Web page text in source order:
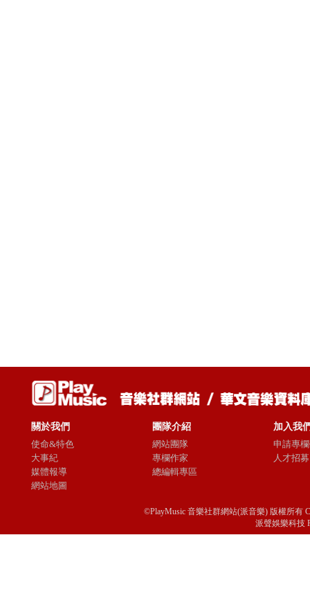
關於我們
使命&特色
大事紀
媒體報導
網站地圖
團隊介紹
網站團隊
專欄作家
總編輯專區
加入我
申請專
人才招募
©PlayMusic 音樂社群網站(派音樂) 版權所有
派聲娛樂科技